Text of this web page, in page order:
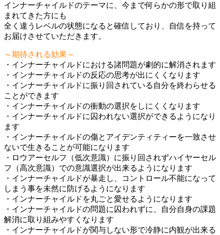
インナーチャイルドのテーマに、今まで何らかの形で取り組
まれてきた方にも
全く違うレベルの状態になると確信しており、自信を持って
お届けさせていただきます。
～期待される効果～
・インナーチャイルドにおける諸問題が劇的に解消されます
・インナーチャイルドの反応の思考が出にくくなります
・インナーチャイルドに振り回されている自分を終わらせる
ことができます
・インナーチャイルドの衝動の選択をしにくくなります
・インナーチャイルドに囚われない選択ができるようになり
ます
・インナーチャイルドの傷とアイデンティティーを一致させ
ないで生きることが可能になります
・ロウアーセルフ（低次意識）に振り回されずハイヤーセル
フ（高次意識）での意識選択が出来るようになります
・インナーチャイルドが暴走し、コントロール不能になって
しまう事を未然に防げるようになります
・インナーチャイルドを丸ごと愛せるようになります
・インナーチャイルドの問題に囚われずに、自分自身の課題
解消に取り組みやすくなります
・インナーチャイルドが関与しない形で冷静に内観が出来る